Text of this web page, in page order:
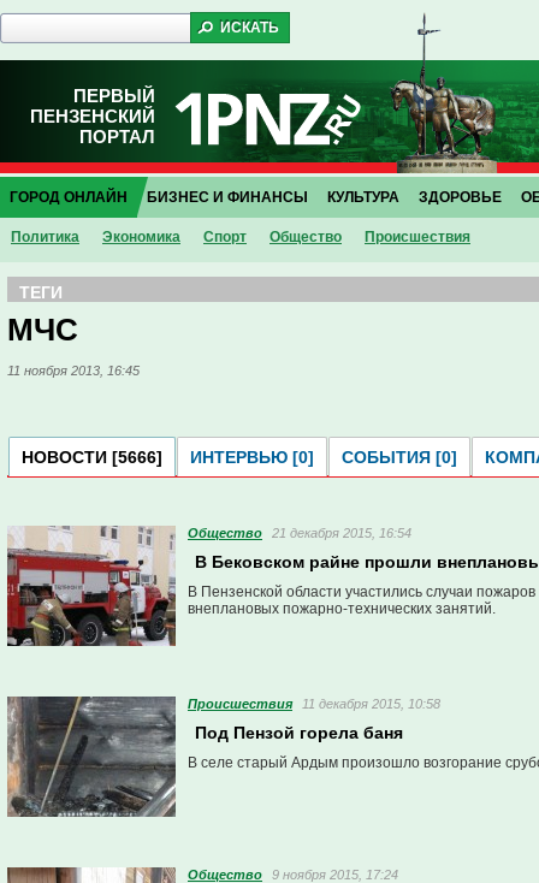
ПЕРВЫЙ
ПЕНЗЕНСКИЙ
ПОРТАЛ
ГОРОД ОНЛАЙН
Политика Экономика Спорт Общество Проиcшествия
БИЗНЕС И ФИНАНСЫ КУЛЬТУРА ЗДОРОВЬЕ
ТЕГИ
МЧС
11 ноября 2013, 16:45
НОВОСТИ [5666] ИНТЕРВЬЮ [0] СОБЫТИЯ [0]
Общество 21 декабря 2015, 16:54
В Бековском райне прошли
В Пензенской области участились случаи
внеплановых пожарно-технических занятий.
Проиcшествия 11 декабря 2015, 10:58
Под Пензой горела баня
В селе старый Ардым произошло возгорание
Общество 9 ноября 2015, 17:24